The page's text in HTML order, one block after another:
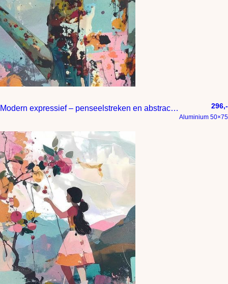
Modern expressief – penseelstreken en abstracte kleurige vlakken 296,-
Aluminium 50×75